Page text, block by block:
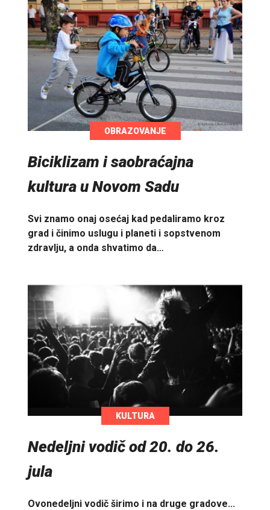
OBRAZOVANJE
Biciklizam i saobraćajna
kultura u Novom Sadu
Svi znamo onaj osećaj kad pedaliramo kroz
grad i činimo uslugu i planeti i sopstvenom
zdravlju, a onda shvatimo da…
KULTURA
Nedeljni vodič od 20. do 26.
jula
Ovonedeljni vodič širimo i na druge gradove...